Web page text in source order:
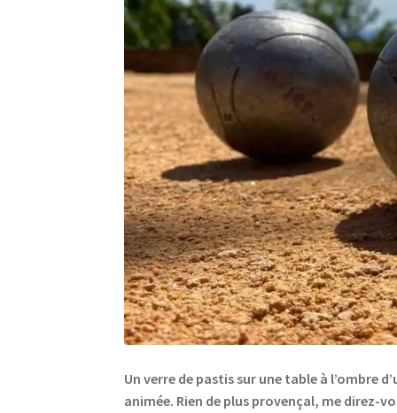
Un verre de pastis sur une table à l’ombre
animée. Rien de plus provençal, me direz-